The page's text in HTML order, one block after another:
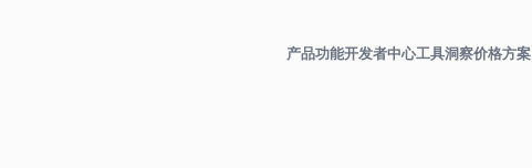
产品功能开发者中心工具洞察价格方案